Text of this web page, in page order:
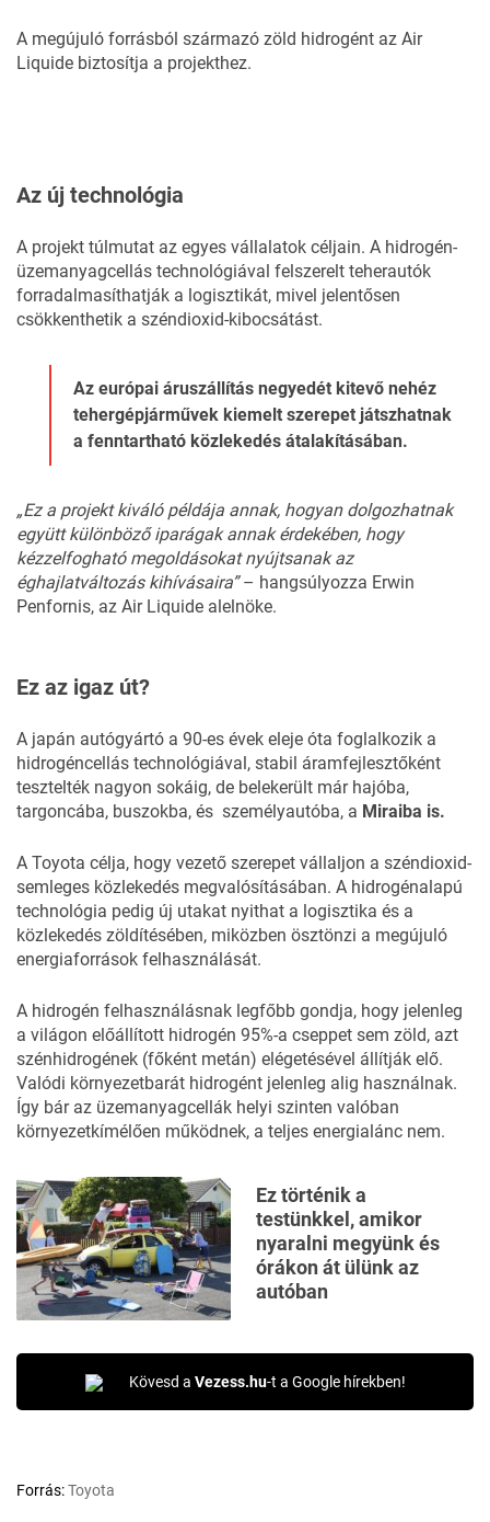
A megújuló forrásból származó zöld hidrogént az Air
Liquide biztosítja a projekthez.
Az új technológia
A projekt túlmutat az egyes vállalatok céljain. A hidrogén-
üzemanyagcellás technológiával felszerelt teherautók
forradalmasíthatják a logisztikát, mivel jelentősen
csökkenthetik a széndioxid-kibocsátást.
Az európai áruszállítás negyedét kitevő nehéz
tehergépjárművek kiemelt szerepet játszhatnak
a fenntartható közlekedés átalakításában.
„Ez a projekt kiváló példája annak, hogyan dolgozhatnak
együtt különböző iparágak annak érdekében, hogy
kézzelfogható megoldásokat nyújtsanak az
éghajlatváltozás kihívásaira”– hangsúlyozza Erwin
Penfornis, az Air Liquide alelnöke.
Ez az igaz út?
A japán autógyártó a 90-es évek eleje óta foglalkozik a
hidrogéncellás technológiával, stabil áramfejlesztőként
tesztelték nagyon sokáig, de belekerült már hajóba,
targoncába, buszokba, és személyautóba, a Miraiba is.
A Toyota célja, hogy vezető szerepet vállaljon a széndioxid-
semleges közlekedés megvalósításában. A hidrogénalapú
technológia pedig új utakat nyithat a logisztika és a
közlekedés zöldítésében, miközben ösztönzi a megújuló
energiaforrások felhasználását.
A hidrogén felhasználásnak legfőbb gondja, hogy jelenleg
a világon előállított hidrogén 95%-a cseppet sem zöld, azt
szénhidrogének (főként metán) elégetésével állítják elő.
Valódi környezetbarát hidrogént jelenleg alig használnak.
Így bár az üzemanyagcellák helyi szinten valóban
környezetkímélően működnek, a teljes energialánc nem.
Ez történik a
testünkkel, amikor
nyaralni megyünk és
órákon át ülünk az
autóban
Kövesd a Vezess.hu-t a Google hírekben!
Forrás:Toyota